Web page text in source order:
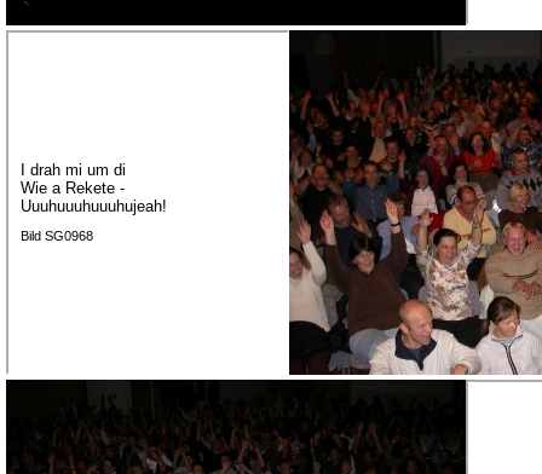
I drah mi um di
Wie a Rekete -
Uuuhuuuhuuuhujeah!
Bild SG0968